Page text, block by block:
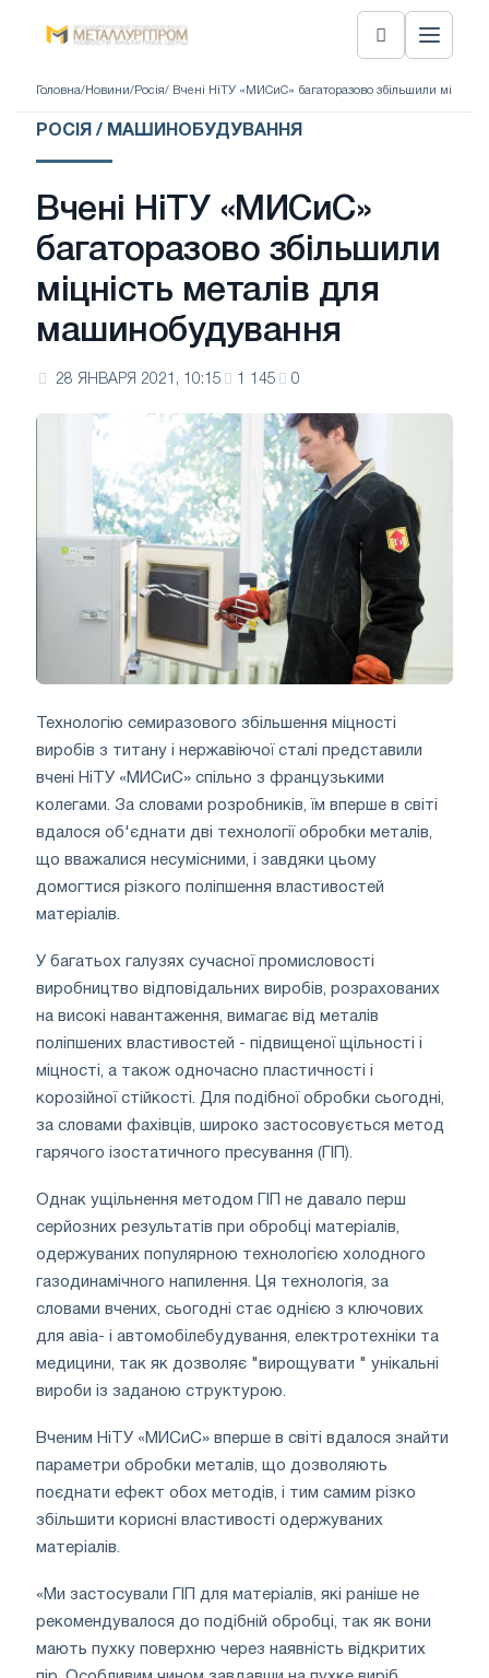
Головна/ Новини/ Росія/ Вчені НіТУ «МИСиС» багаторазово збільшили
РОСІЯ / МАШИНОБУДУВАННЯ
Вчені НіТУ «МИСиС»
багаторазово збільшили
міцність металів для
машинобудування
28 ЯНВАРЯ 2021, 10:15 1 145 0
Технологію семиразового збільшення міцності
виробів з титану і нержавіючої сталі представили
вчені НіТУ «МИСиС» спільно з французькими
колегами. За словами розробників, їм вперше в світі
вдалося об'єднати дві технології обробки металів,
що вважалися несумісними, і завдяки цьому
домогтися різкого поліпшення властивостей
матеріалів.
У багатьох галузях сучасної промисловості
виробництво відповідальних виробів, розрахованих
на високі навантаження, вимагає від металів
поліпшених властивостей - підвищеної щільності і
міцності, а також одночасно пластичності і
корозійної стійкості. Для подібної обробки сьогодні,
за словами фахівців, широко застосовується метод
гарячого ізостатичного пресування (ГІП).
Однак ущільнення методом ГІП не давало перш
серйозних результатів при обробці матеріалів,
одержуваних популярною технологією холодного
газодинамічного напилення. Ця технологія, за
словами вчених, сьогодні стає однією з ключових
для авіа- і автомобілебудування, електротехніки та
медицини, так як дозволяє "вирощувати " унікальні
вироби із заданою структурою.
Вченим НіТУ «МИСиС» вперше в світі вдалося знайти
параметри обробки металів, що дозволяють
поєднати ефект обох методів, і тим самим різко
збільшити корисні властивості одержуваних
матеріалів.
«Ми застосували ГІП для матеріалів, які раніше не
рекомендувалося до подібній обробці, так як вони
мають пухку поверхню через наявність відкритих